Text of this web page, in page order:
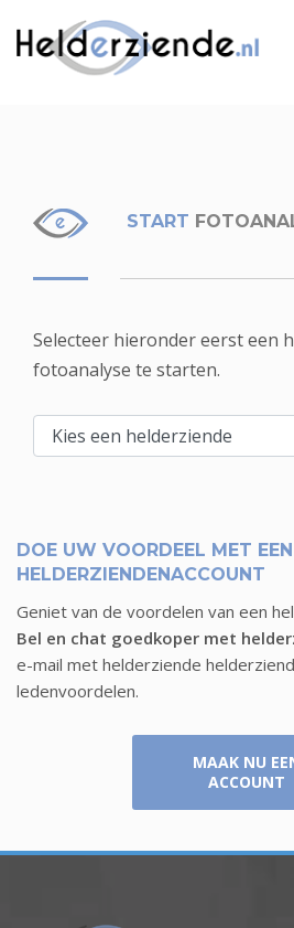
START
Selecteer hieronder eerst een
fotoanalyse te starten.
DOE UW VOORDEEL MET EEN
HELDERZIENDENACCOUNT
Geniet van de voordelen van een
Bel en chat goedkoper met
e-mail met helderziende
ledenvoordelen.
MAAK NU
ACCOUNT